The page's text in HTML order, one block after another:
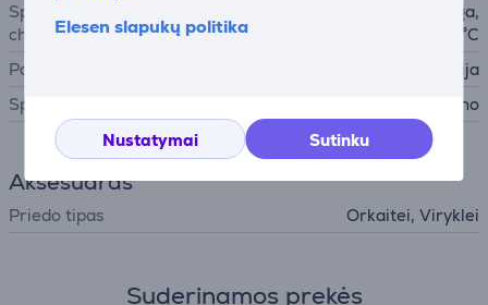
Elesen slapukų politika
Nustatymai Sutinku
Specialiosios
charakteristikos
dviguba titano nelipni danga,
tinka orkaitei iki 250 °C
Pagaminta
Kinija
Spalva
Juoda, Nerūdijančio plieno
Aksesuaras
Priedo tipas Orkaitei, Viryklei
Suderinamos prekės